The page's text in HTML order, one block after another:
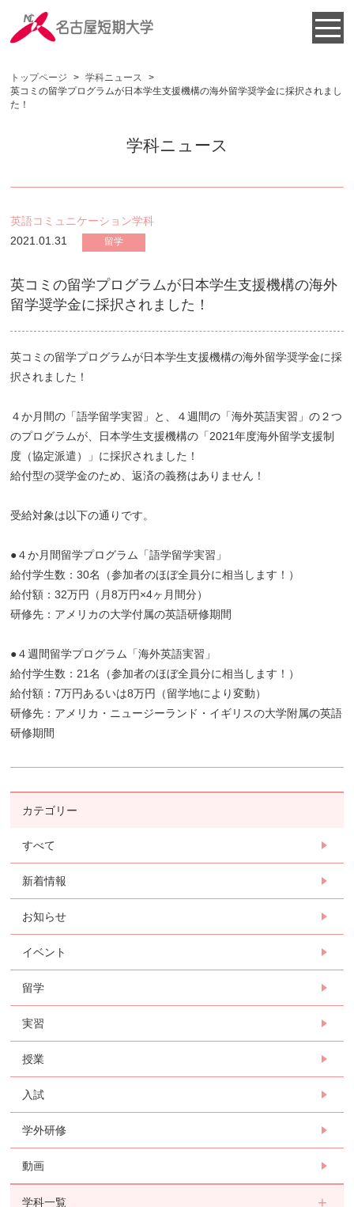
トップページ > 学科ニュース
>
英コミの留学プログラムが日本学生支援機構の海外留学奨学金に採択されまし
た！
学科ニュース
英語コミュニケーション学科
2021.01.31
留学
英コミの留学プログラムが日本学生支援機構の海外
留学奨学金に採択されました！
英コミの留学プログラムが日本学生支援機構の海外留学奨学金に採
択されました！
４か月間の「語学留学実習」と、４週間の「海外英語実習」の２つ
のプログラムが、日本学生支援機構の「2021年度海外留学支援制
度（協定派遣）」に採択されました！
給付型の奨学金のため、返済の義務はありません！
受給対象は以下の通りです。
●４か月間留学プログラム「語学留学実習」
給付学生数：30名（参加者のほぼ全員分に相当します！）
給付額：32万円（月8万円×4ヶ月間分）
研修先：アメリカの大学付属の英語研修期間
●４週間留学プログラム「海外英語実習」
給付学生数：21名（参加者のほぼ全員分に相当します！）
給付額：7万円あるいは8万円（留学地により変動）
研修先：アメリカ・ニュージーランド・イギリスの大学附属の英語
研修期間
カテゴリー
すべて
新着情報
お知らせ
イベント
留学
実習
授業
入試
学外研修
動画
学科一覧